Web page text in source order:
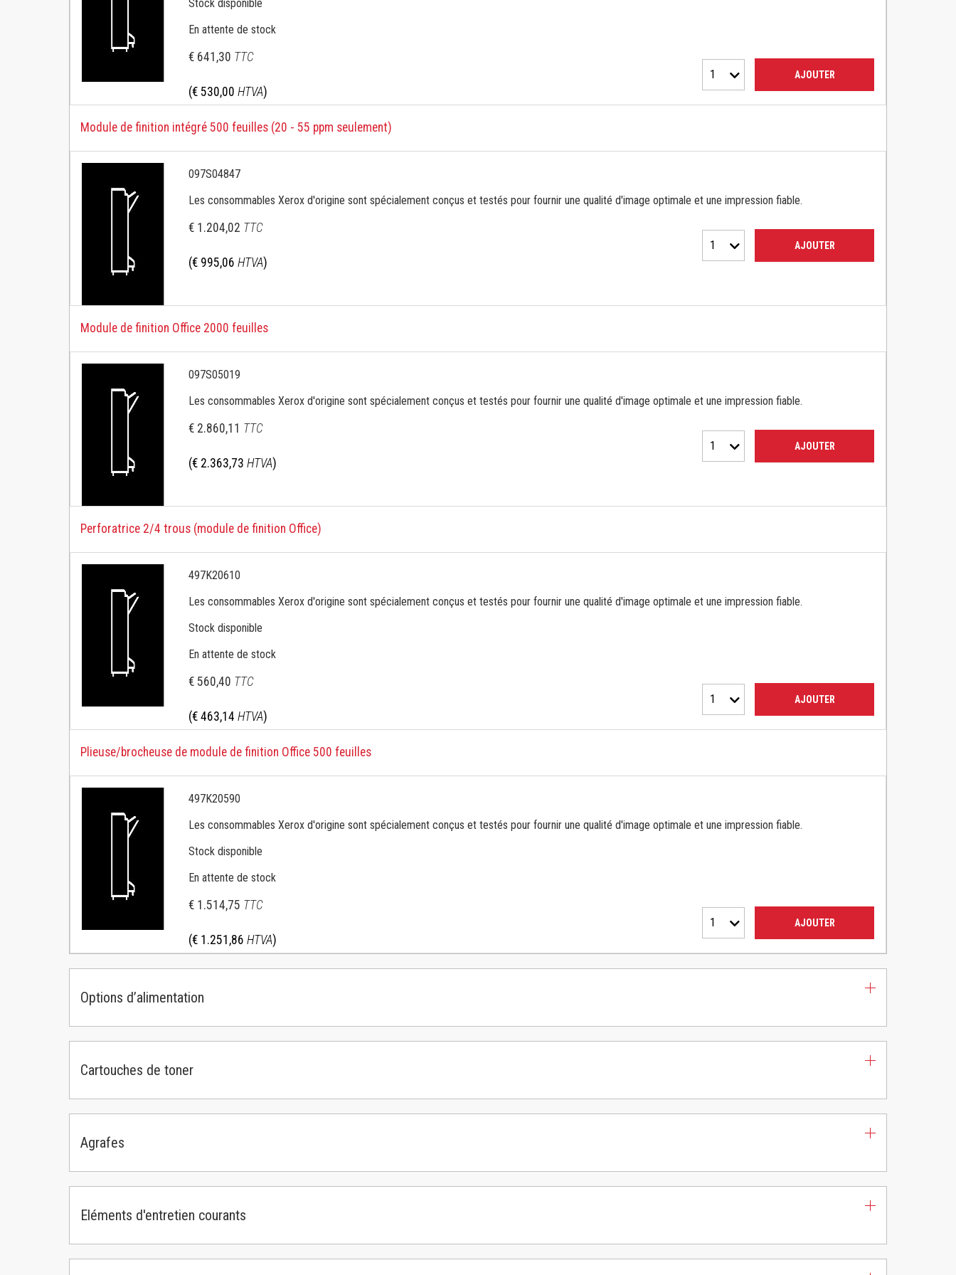
Stock disponible
En attente de stock
€ 641,30 TTC
(€ 530,00 HTVA)
1 AJOUTER
Module de finition intégré 500 feuilles (20 - 55 ppm seulement)
097S04847
Les consommables Xerox d'origine sont spécialement conçus et testés pour fournir une qualité d'image optimale et une impression fiable.
€ 1.204,02 TTC
(€ 995,06 HTVA)
1 AJOUTER
Module de finition Office 2000 feuilles
097S05019
Les consommables Xerox d'origine sont spécialement conçus et testés pour fournir une qualité d'image optimale et une impression fiable.
€ 2.860,11 TTC
(€ 2.363,73 HTVA)
1 AJOUTER
Perforatrice 2/4 trous (module de finition Office)
497K20610
Les consommables Xerox d'origine sont spécialement conçus et testés pour fournir une qualité d'image optimale et une impression fiable.
Stock disponible
En attente de stock
€ 560,40 TTC
(€ 463,14 HTVA)
1 AJOUTER
Plieuse/brocheuse de module de finition Office 500 feuilles
497K20590
Les consommables Xerox d'origine sont spécialement conçus et testés pour fournir une qualité d'image optimale et une impression fiable.
Stock disponible
En attente de stock
€ 1.514,75 TTC
(€ 1.251,86 HTVA)
1 AJOUTER
Options d’alimentation
Cartouches de toner
Agrafes
Eléments d'entretien courants